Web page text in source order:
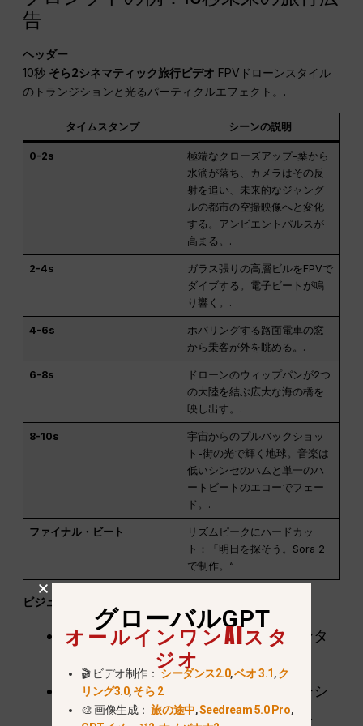
告
ヘッダー
10秒 そら2シネマティック旅行ビデオ FPVドローンスタイル
のトランジションと光るパーティクルエフェクト。.
タイムスタンプ シーンの説明
0-2s
極端なクローズアップ-葉から
水滴が落ち、カメラはその反
射を追い、未来的なジャング
ルの都市の空撮映像へと変化
する。アンビエントパルスが
高まる。.
2-4s
ガラス張りの高層ビルをFPVで
ダイブする。電子ビートが鳴
り響く。.
4-6s
ホバリングする路面電車の窓
から乗客が外を眺める。.
6-8s
ドローンのウィップパンが2つ
の大陸を結ぶ広大な海の橋を
映し出す。.
8-10s
宇宙からのプルバックショッ
ト-街の光で輝く地球。音楽は
低いシンセのハムと単一のハ
ートビートのエコーでフェー
ド。.
ファイナル・ビート
リズムピークにハードカッ
ト：「明日を探そう。Sora 2
で制作。“
ビジュアル＆オーディオノート
照明：コールドブルーとネオンマゼンタ
のコントラスト。.
トランジションズ
レンズモーフ、モーシ
ョンブラー、パーティクルフェード。.
グローバルGPT
オールインワンAIスタ
ジオ
🎬 ビデオ制作：シーダンス2.0,ベオ 3.1,ク
リング3.0,そら 2
🎨 画像生成：旅の途中,Seedream 5.0 Pro,